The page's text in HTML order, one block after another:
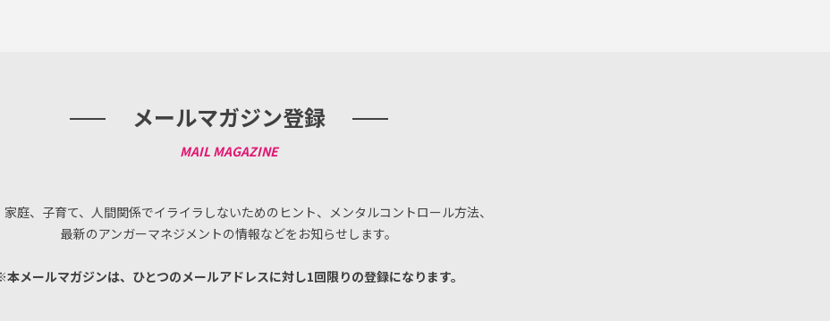
メールマガジン登録
家庭、子育て、人間関係でイライラしないためのヒント、メンタルコントロール方法、
最新のアンガーマネジメントの情報などをお知らせします。
本メールマガジンは、ひとつのメールアドレスに対し1回限りの登録になります。